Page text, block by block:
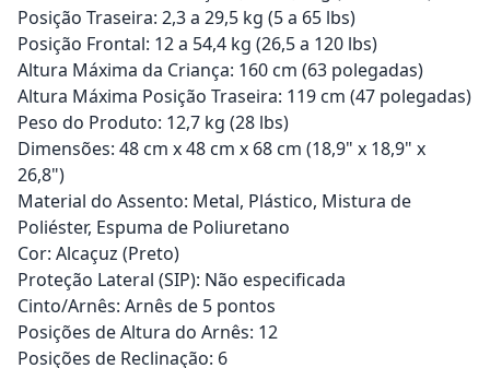
Posição Traseira: 2,3 a 29,5 kg (5 a 65 lbs)
Posição Frontal: 12 a 54,4 kg (26,5 a 120 lbs)
Altura Máxima da Criança: 160 cm (63 polegadas)
Altura Máxima Posição Traseira: 119 cm (47 polegadas)
Peso do Produto: 12,7 kg (28 lbs)
Dimensões: 48 cm x 48 cm x 68 cm (18,9" x 18,9" x
26,8")
Material do Assento: Metal, Plástico, Mistura de
Poliéster, Espuma de Poliuretano
Cor: Alcaçuz (Preto)
Proteção Lateral (SIP): Não especificada
Cinto/Arnês: Arnês de 5 pontos
Posições de Altura do Arnês: 12
Posições de Reclinação: 6